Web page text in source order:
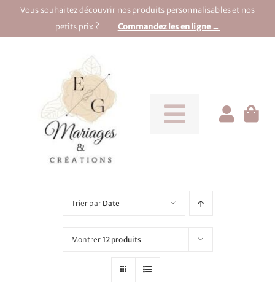
Passer
contenu
Vous souhaitez découvrir nos produits personnalisables et nos
petits prix ?
Commandez les en ligne →
Toggle
Pour la mariée
Pour une soirée
Trier par Date
Montrer 12 produits